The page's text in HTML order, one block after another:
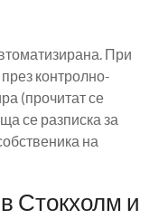
При
контролно-
(прочитат се
се разписка за
на
Стокхолм и